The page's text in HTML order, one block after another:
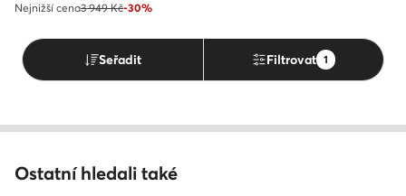
Nejnižší cena3 949 Kč-30%
Seřadit Filtrovat 1
Ostatní hledali také